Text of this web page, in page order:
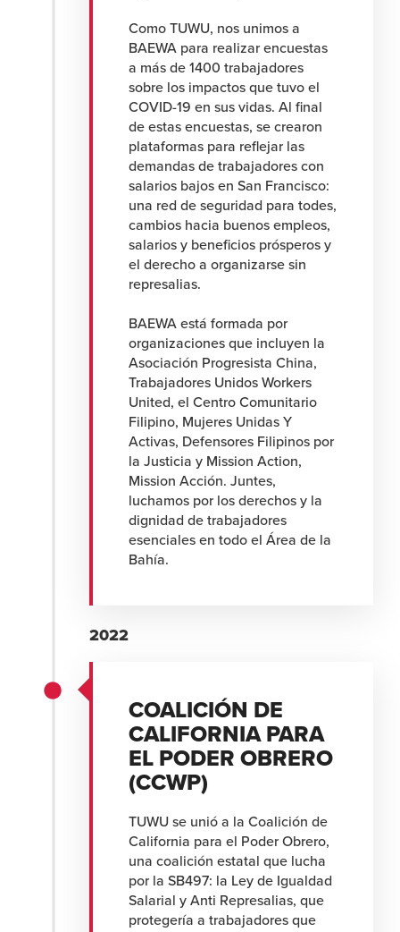
Como TUWU, nos unimos a
BAEWA para realizar encuestas
a más de 1400 trabajadores
sobre los impactos que tuvo el
COVID-19 en sus vidas. Al final
de estas encuestas, se crearon
plataformas para reflejar las
demandas de trabajadores con
salarios bajos en San Francisco:
una red de seguridad para todes,
cambios hacia buenos empleos,
salarios y beneficios prósperos y
el derecho a organizarse sin
represalias.
BAEWA está formada por
organizaciones que incluyen la
Asociación Progresista China,
Trabajadores Unidos Workers
United, el Centro Comunitario
Filipino, Mujeres Unidas Y
Activas, Defensores Filipinos por
la Justicia y Mission Action,
Mission Acción. Juntes,
luchamos por los derechos y la
dignidad de trabajadores
esenciales en todo el Área de la
Bahía.
2022
COALICIÓN DE
CALIFORNIA PARA
EL PODER OBRERO
(CCWP)
TUWU se unió a la Coalición de
California para el Poder Obrero,
una coalición estatal que lucha
por la SB497: la Ley de Igualdad
Salarial y Anti Represalias, que
protegería a trabajadores que